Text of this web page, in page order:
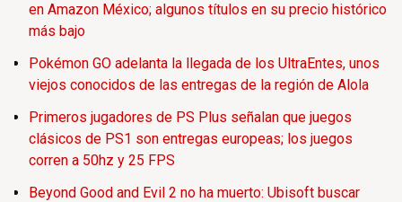
en Amazon México; algunos títulos en su precio histórico
más bajo
Pokémon GO adelanta la llegada de los UltraEntes, unos
viejos conocidos de las entregas de la región de Alola
Primeros jugadores de PS Plus señalan que juegos
clásicos de PS1 son entregas europeas; los juegos
corren a 50hz y 25 FPS
Beyond Good and Evil 2 no ha muerto: Ubisoft buscar